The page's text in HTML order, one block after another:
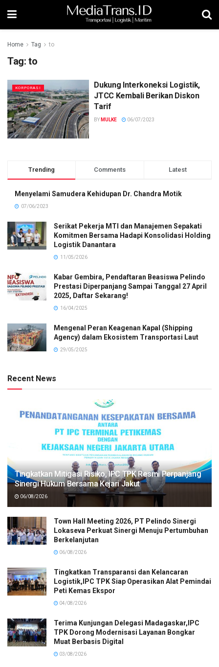
Home Tag to
Tag: to
KORPORASI
Dukung Interkoneksi Logistik,
JTCC Kembali Berikan Diskon
Tarif
BY MULKE 06/07/2023
Trending Comments Latest
Menyelami Samudera Kehidupan Dr. Chandra Motik
07/06/2023
Serikat Pekerja MTI dan Manajemen Sepakati
Komitmen Bersama Hadapi Konsolidasi Holding
Logistik Danantara
11/05/2026
Kabar Gembira, Pendaftaran Beasiswa Pelindo
Prestasi Diperpanjang Sampai Tanggal 27 April
2025, Daftar Sekarang!
16/04/2025
Mengenal Peran Keagenan Kapal (Shipping
Agency) dalam Ekosistem Transportasi Laut
29/05/2025
Recent News
Tingkatkan Mitigasi Risiko, IPC TPK Resmi Perpanjang
Sinergi Hukum Bersama Kejari Jakut
06/08/2026
Town Hall Meeting 2026, PT Pelindo Sinergi
Lokaseva Perkuat Sinergi Menuju Pertumbuhan
Berkelanjutan
06/08/2026
Tingkatkan Transparansi dan Kelancaran
Logistik,IPC TPK Siap Operasikan Alat Pemindai
Peti Kemas Ekspor
04/08/2026
Terima Kunjungan Delegasi Madagaskar,IPC
TPK Dorong Modernisasi Layanan Bongkar
Muat Berbasis Digital
03/08/2026